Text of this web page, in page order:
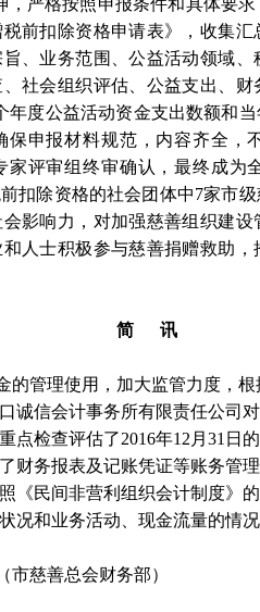
，严格按照申报条件和具体要
前扣除资格申请表》，收集
、业务范围、公益活动领域
社会组织评估、公益支出、
年度公益活动资金支出数额和
保申报材料规范，内容齐全，
家评审组终审确认，最终成为
扣除资格的社会团体中7家市
影响力，对加强慈善组织建
人士积极参与慈善捐赠救助
简 讯
的管理使用，加大监管力度，
诚信会计事务所有限责任公司
点检查评估了2016年12月31日
财务报表及记账凭证等账务管
《民间非营利组织会计制度》
况和业务活动、现金流量的情
（市慈善总会财务部）